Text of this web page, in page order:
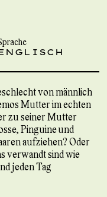
von männlich
Mutter im echten
zu seiner Mutter
Pinguine und
aufziehen? Oder
verwandt sind wie
jeden Tag